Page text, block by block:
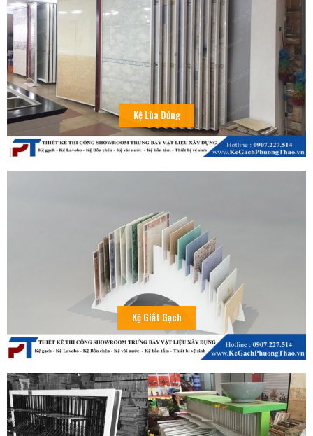
Kệ Lùa Đứng
Kệ Giắt Gạch